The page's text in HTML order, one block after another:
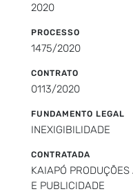
2020
PROCESSO
1475/2020
CONTRATO
0113/2020
FUNDAMENTO LEGAL
INEXIGIBILIDADE
CONTRATADA
KAIAPÓ
E PUBLICIDADE